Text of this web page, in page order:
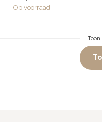
Op voorraad
Toon